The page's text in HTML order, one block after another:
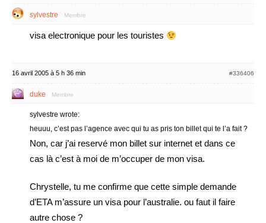
sylvestre Membre
visa electronique pour les touristes
16 avril 2005 à 5 h 36 min #336406
duke Membre
sylvestre wrote:
heuuu, c’est pas l’agence avec qui tu as pris ton billet qui te l’a fait ?
Non, car j’ai reservé mon billet sur internet et dans ce
cas là c’est à moi de m’occuper de mon visa.
Chrystelle, tu me confirme que cette simple demande
d’ETA m’assure un visa pour l’australie. ou faut il faire
autre chose ?